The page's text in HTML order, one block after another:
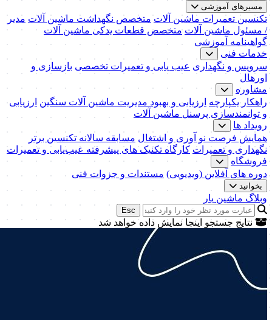
مسیرهای آموزشی
تکنسین تعمیرات ماشین آلات متخصص نگهداشت ماشین آلات مدیر
/ مسئول ماشین آلات متخصص قطعات یدکی ماشین آلات
گواهینامه آموزشی
خدمات فنی
سرویس و نگهداری عیب یابی و تعمیرات تخصصی بازسازی و
اورهال
مشاوره
راهکار یکپارچه ارزیابی و بهبود مدیریت ماشین آلات سنگین ارزیابی
و توانمندسازی پرسنل ماشین آلات
رویداد ها
همایش فرصت نو آوری و اشتغال مسابقه سالانه تکنسین برتر
نگهداری و تعمیرات کارگاه تکنیک‌ های پیشرفته عیب‌یابی و تعمیرات
فروشگاه
دوره های آفلاین (ویدیویی) مستندات و جزوات فنی
بخوانید
وبلاگ ماشین یار
Esc
نتایج جستجو اینجا نمایش داده خواهد شد